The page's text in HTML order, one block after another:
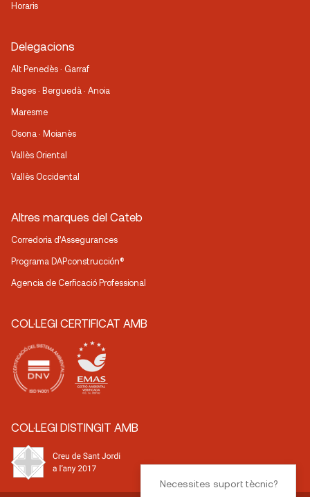
Horaris
Delegacions
Alt Penedès · Garraf
Bages · Berguedà · Anoia
Maresme
Osona · Moianès
Vallès Oriental
Vallès Occidental
Altres marques del Cateb
Corredoria d’Assegurances
Programa DAPconstrucción®
Agencia de Cerficació Professional
COL·LEGI CERTIFICAT AMB
COL·LEGI DISTINGIT AMB
Necessites suport tècnic?